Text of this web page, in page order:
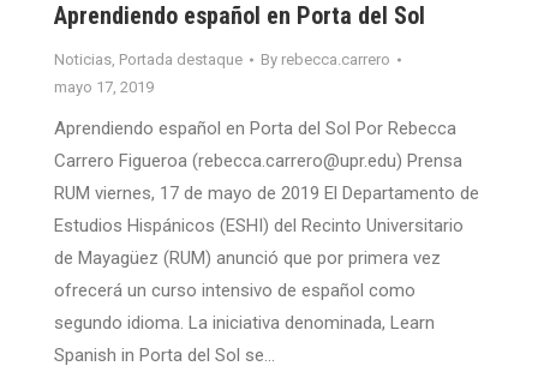
Aprendiendo español en Porta del Sol
Noticias, Portada destaque By rebecca.carrero
mayo 17, 2019
Aprendiendo español en Porta del Sol Por Rebecca
Carrero Figueroa (rebecca.carrero@upr.edu) Prensa
RUM viernes, 17 de mayo de 2019 El Departamento de
Estudios Hispánicos (ESHI) del Recinto Universitario
de Mayagüez (RUM) anunció que por primera vez
ofrecerá un curso intensivo de español como
segundo idioma. La iniciativa denominada, Learn
Spanish in Porta del Sol se…